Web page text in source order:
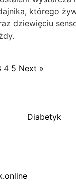
którego
dziewięciu
4 5 Next »